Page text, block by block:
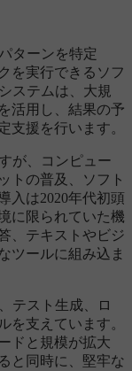
ターンを特定
を実行できるソフ
ステムは、大規
活用し、結果の予
支援を行います。
が、コンピュー
トの普及、ソフト
入は2020年代初頭
に限られていた機
、テキストやビジ
ツールに組み込ま
テスト生成、ロ
を支えています。
ドと規模が拡大
と同時に、堅牢な